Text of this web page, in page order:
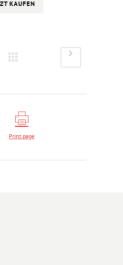
KAUFEN
Print page